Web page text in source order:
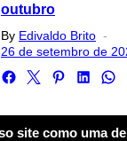
outubro
By Edivaldo Brito
on
26 de setembro de
site como uma